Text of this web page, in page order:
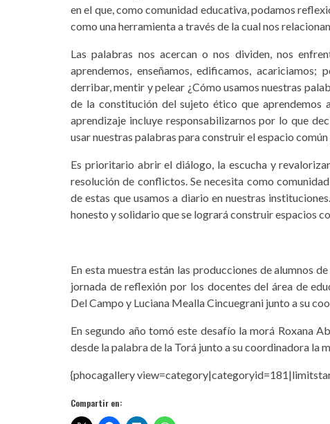
en el que, como comunidad educativa, podamos
como una herramienta a través de la cual nos
Las palabras nos acercan o nos dividen, nos
aprendemos, enseñamos, edificamos,
derribar, mentir y pelear ¿Cómo usamos nuestras
de la constitución del sujeto ético que aprendemos
aprendizaje incluye responsabilizarnos por lo que
usar nuestras palabras para construir el espacio
Es prioritario abrir el diálogo, la escucha y
resolución de conflictos. Se necesita como
de estas que usamos a diario en nuestras
honesto y solidario que se logrará construir espacios
En esta muestra están las producciones de alumnos
jornada de reflexión por los docentes del área de
Del Campo y Luciana Mealla Cincuegrani junto a su
En segundo año tomó este desafío la morá Roxana
desde la palabra de la Torá junto a su coordinadora la
{phocagallery
Compartir en: